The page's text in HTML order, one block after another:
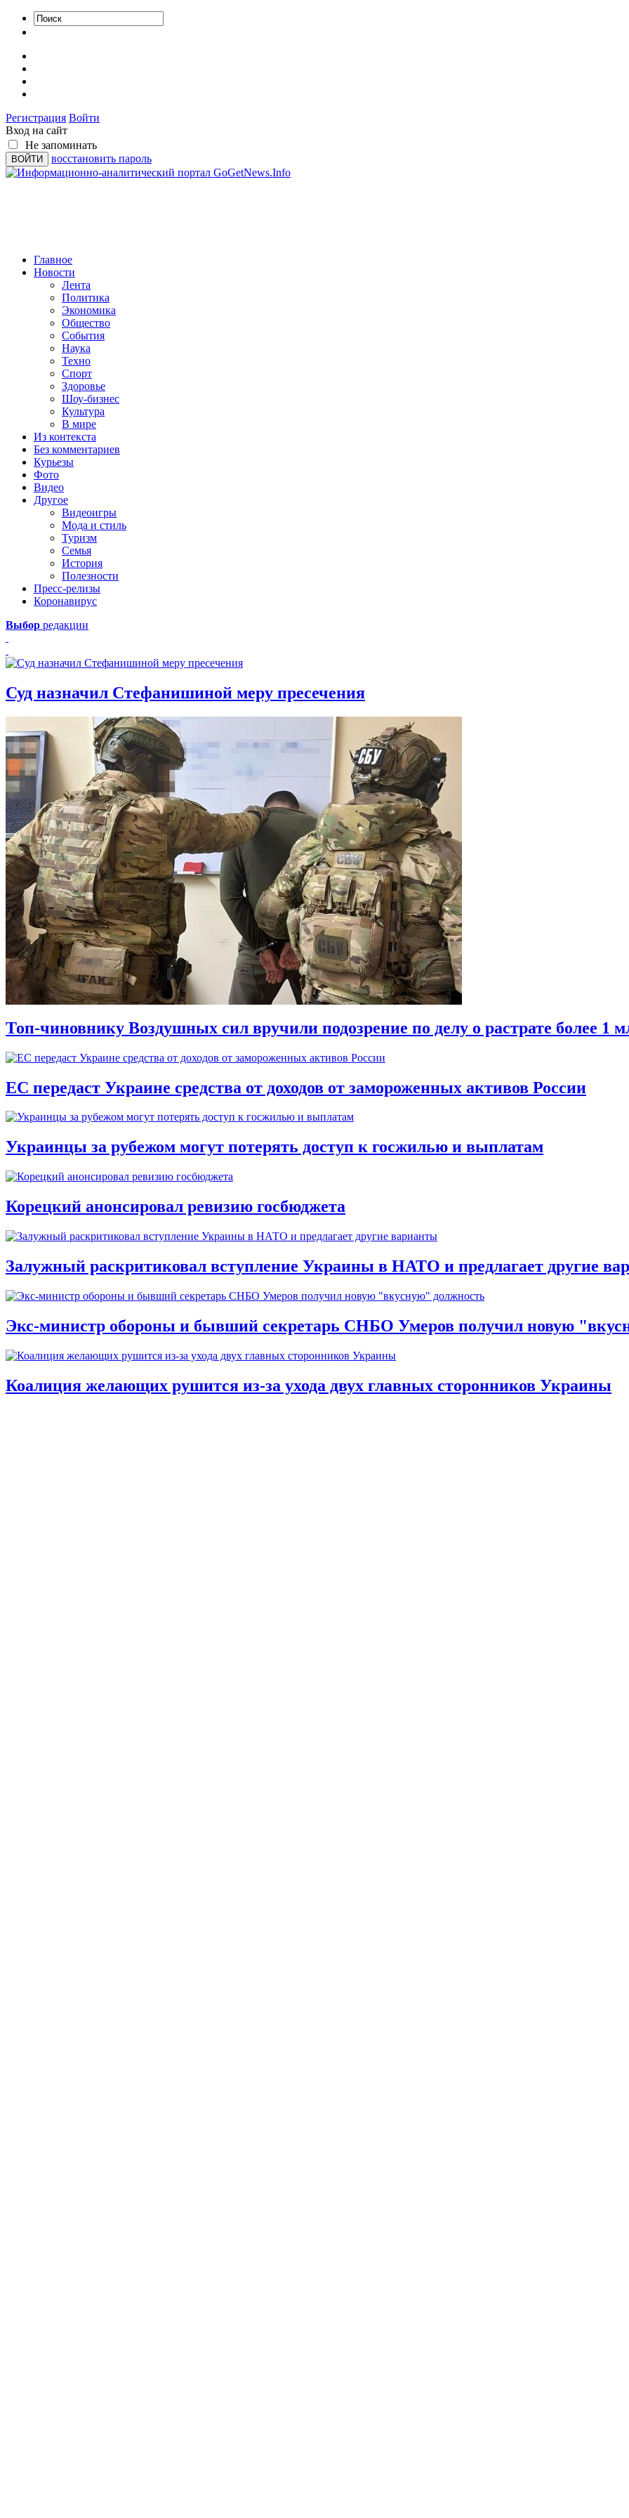
Регистрация Войти
Вход на сайт
Не запоминать
восстановить пароль
Главное
Новости
Лента
Политика
Экономика
Общество
События
Наука
Техно
Спорт
Здоровье
Шоу-бизнес
Культура
В мире
Из контекста
Без комментариев
Курьезы
Фото
Видео
Другое
Видеоигры
Мода и стиль
Туризм
Семья
История
Полезности
Пресс-релизы
Коронавирус
Выбор редакции
Суд назначил Стефанишиной меру пресечения
Топ-чиновнику Воздушных сил вручили подозрение по делу о растрате более 1
ЕС передаст Украине средства от доходов от замороженных активов России
Украинцы за рубежом могут потерять доступ к госжилью и выплатам
Корецкий анонсировал ревизию госбюджета
Залужный раскритиковал вступление Украины в НАТО и предлагает другие
Экс-министр обороны и бывший секретарь СНБО Умеров получил новую
Коалиция желающих рушится из-за ухода двух главных сторонников Украины